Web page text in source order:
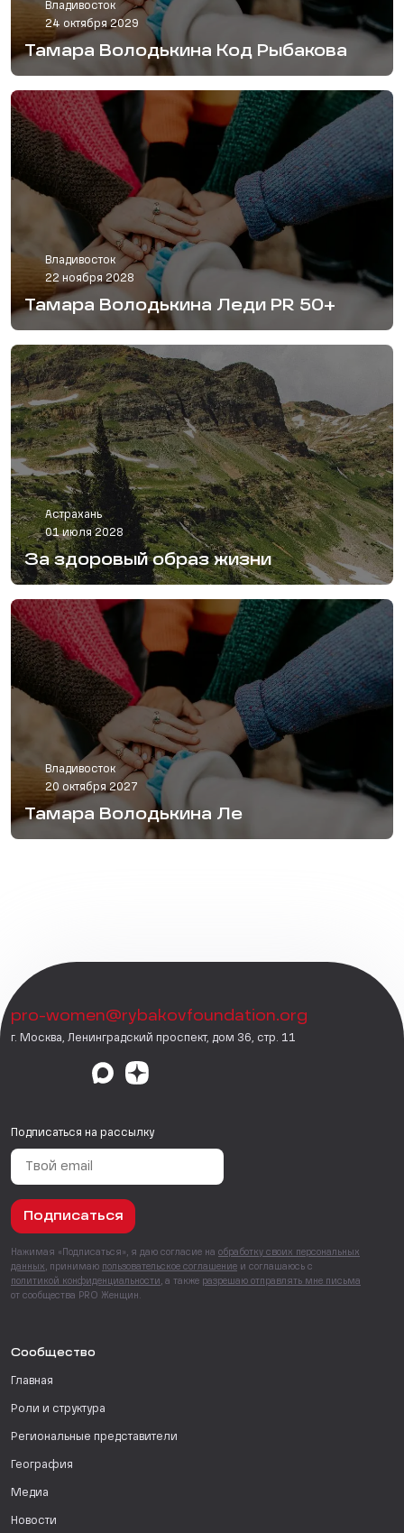
Владивосток
24 октября 2029
Тамара Володькина Код Рыбакова
Владивосток
22 ноября 2028
Тамара Володькина Леди PR 50+
Астрахань
01 июля 2028
За здоровый образ жизни
Владивосток
20 октября 2027
Тамара Володькина Ле
pro-women@rybakovfoundation.org
г. Москва, Ленинградский проспект, дом 36, стр. 11
Подписаться на рассылку
Подписаться
Нажимая «Подписаться», я даю согласие на обработку своих персональных
данных , принимаю пользовательское соглашение и соглашаюсь с
политикой конфиденциальности , а также разрешаю отправлять мне письма
от сообщества PRO Женщин.
Сообщество
Главная
Роли и структура
Региональные представители
География
Медиа
Новости